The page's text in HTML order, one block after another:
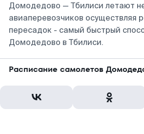
Домодедово — Тбилиси летают
авиаперевозчиков осуществляя
пересадок - самый быстрый
Домодедово в Тбилиси.
Расписание самолетов